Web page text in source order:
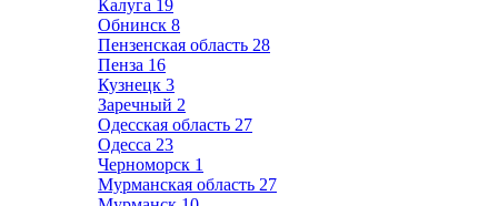
Калуга 19
Обнинск 8
Пензенская область 28
Пенза 16
Кузнецк 3
Заречный 2
Одесская область 27
Одесса 23
Черноморск 1
Мурманская область 27